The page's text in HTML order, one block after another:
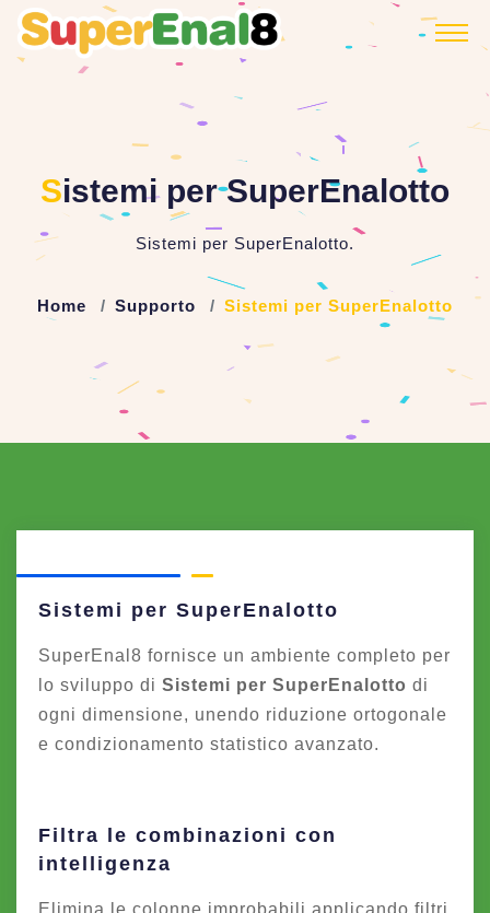
Sistemi per SuperEnalotto
Sistemi per SuperEnalotto.
Home Supporto Sistemi per SuperEnalotto
Sistemi per SuperEnalotto
SuperEnal8 fornisce un ambiente completo per
lo sviluppo di Sistemi per SuperEnalotto di
ogni dimensione, unendo riduzione ortogonale
e condizionamento statistico avanzato.
Filtra le combinazioni con
intelligenza
Elimina le colonne improbabili applicando filtri